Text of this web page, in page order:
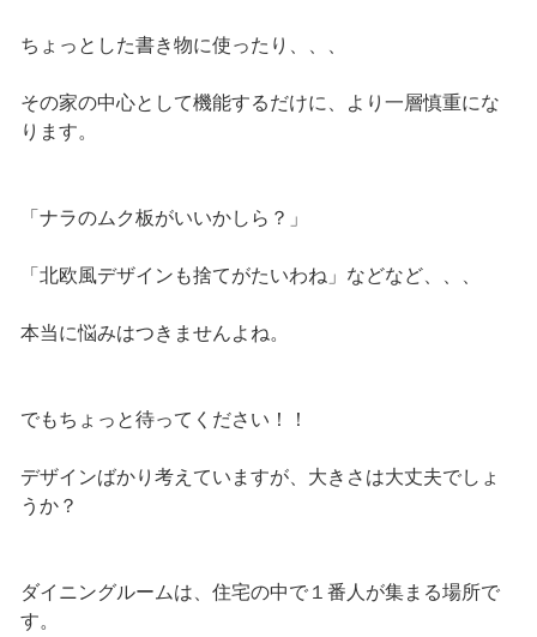
ちょっとした書き物に使ったり、、、
その家の中心として機能するだけに、より一層慎重にな
ります。
「ナラのムク板がいいかしら？」
「北欧風デザインも捨てがたいわね」などなど、、、
本当に悩みはつきませんよね。
でもちょっと待ってください！！
デザインばかり考えていますが、大きさは大丈夫でしょ
うか？
ダイニングルームは、住宅の中で１番人が集まる場所で
す。